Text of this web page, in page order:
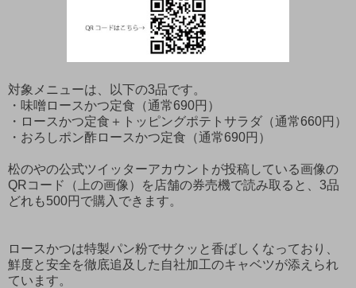
対象メニューは、以下の3品です。
・味噌ロースかつ定食（通常690円）
・ロースかつ定食＋トッピングポテトサラダ（通常660円）
・おろしポン酢ロースかつ定食（通常690円）
松のやの公式ツイッターアカウントが投稿している画像の
QRコード（上の画像）を店舗の券売機で読み取ると、3品
どれも500円で購入できます。
ロースかつは特製パン粉でサクッと香ばしくなっており、
鮮度と安全を徹底追及した自社加工のキャベツが添えられ
ています。